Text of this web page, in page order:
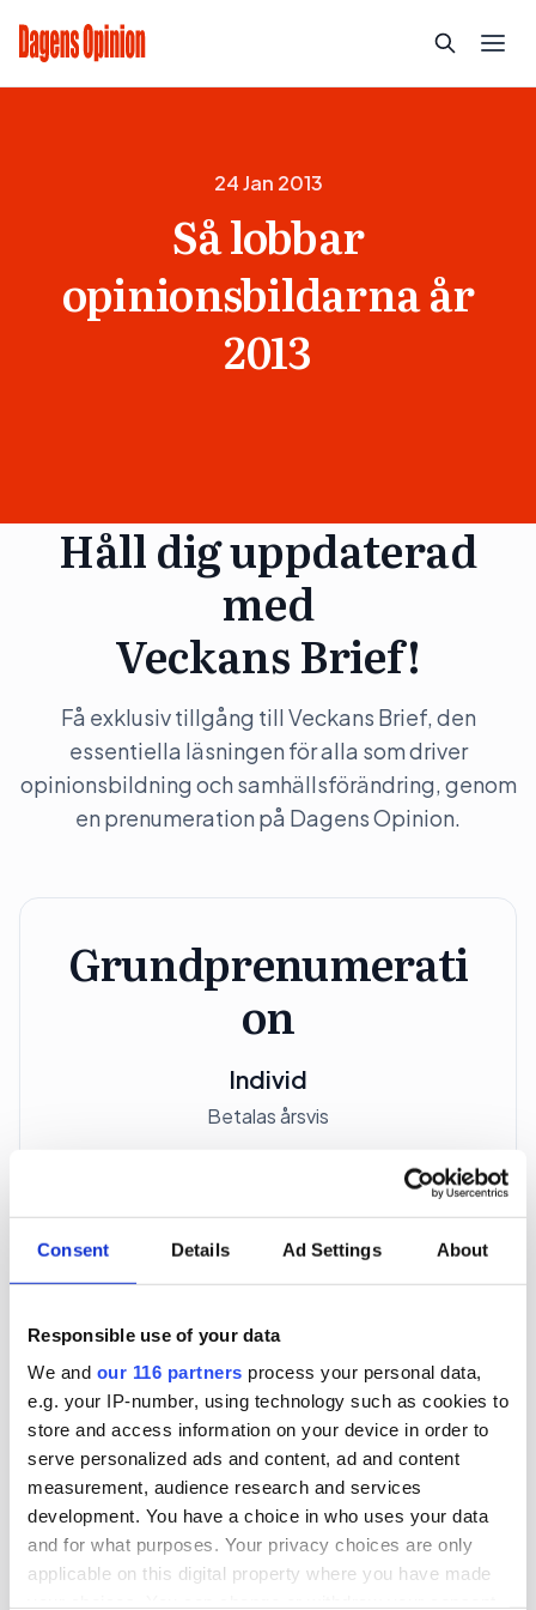
Consent Details Ad Settings About
Responsible use of your data
We and our 116 partners process your personal data,
e.g. your IP-number, using technology such as cookies to
store and access information on your device in order to
serve personalized ads and content, ad and content
measurement, audience research and services
development. You have a choice in who uses your data
and for what purposes. Your privacy choices are only
applicable on this digital property where you have made
24 Jan 2013
Så lobbar
opinionsbildarna år
2013
Håll dig uppdaterad
med
Veckans Brief!
Få exklusiv tillgång till Veckans Brief, den
essentiella läsningen för alla som driver
opinionsbildning och samhällsförändring, genom
en prenumeration på Dagens Opinion.
Grundprenumerati
on
Individ
Betalas årsvis
För en mottagare
40 utgåvor under ett år
*Moms (6 %) ingår i alla priser.